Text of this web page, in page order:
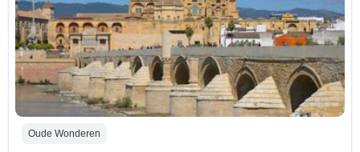
Oude Wonderen